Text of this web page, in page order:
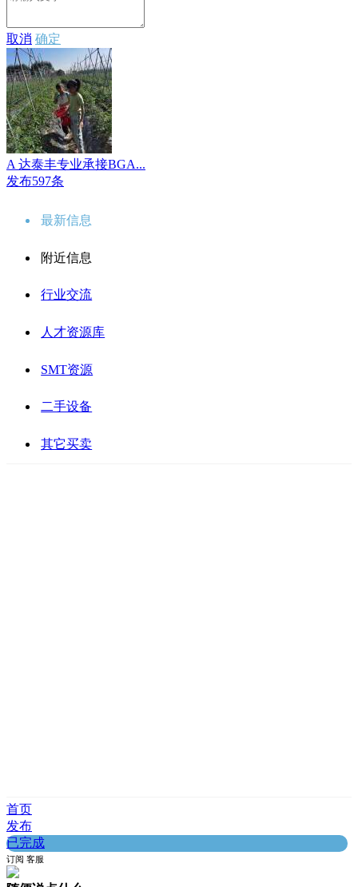
取消 确定
A 达泰丰专业承接BGA...
发布597条
最新信息
附近信息
行业交流
人才资源库
SMT资源
二手设备
其它买卖
首页
发布
已完成
订阅 客服